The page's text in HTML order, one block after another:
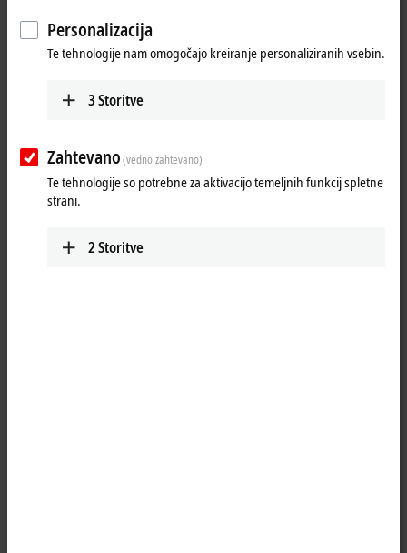
TwinCAT with additional measurement technology functions and thus
support machine commissioning, machine monitoring, the
documentation of processes and the presentation of measurement
Explore products from charting tools to machine learning.
25 items
Reset all filter values
Personalizacija
Te tehnologije nam omogočajo kreiranje personaliziranih vsebin.
3Storitve
Zahtevano(vedno zahtevano)
Te tehnologije so potrebne za aktivacijo temeljnih funkcij spletne
strani.
2Storitve